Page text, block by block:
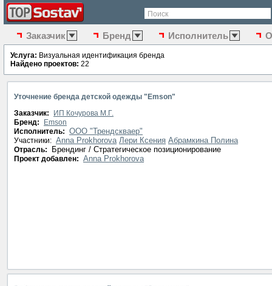
Поиск
Заказчик Бренд Исполнитель
Услуга: Визуальная идентификация бренда
Найдено проектов: 22
Уточнение бренда детской одежды "Emson"
Заказчик:
ИП Кочурова М.Г.
Бренд:
Emson
Исполнитель: ООО "Трендскваер"
Участники: Anna Prokhorova Лери Ксения Абрамкина Полина
Отрасль: Брендинг / Стратегическое позиционирование
Проект добавлен: Anna Prokhorova